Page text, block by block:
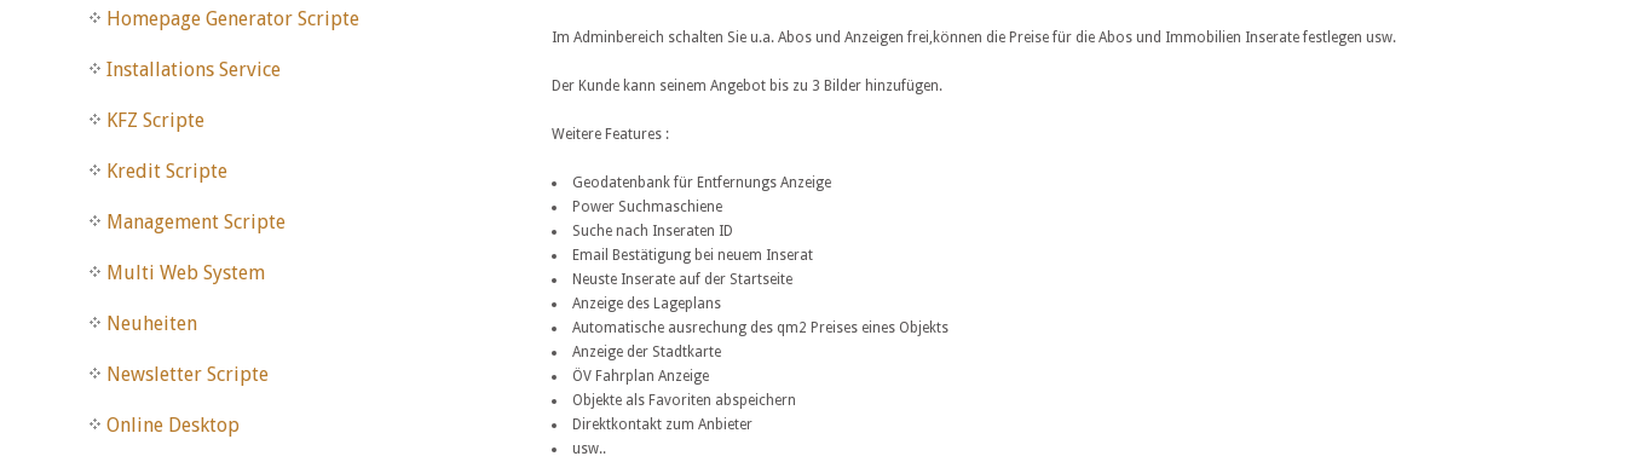
Im Adminbereich schalten Sie u.a. Abos und Anzeigen frei,können die Preise für die Abos und Immobilien Inserate festlegen usw.
Der Kunde kann seinem Angebot bis zu 3 Bilder hinzufügen.
Weitere Features :
Geodatenbank für Entfernungs Anzeige
Power Suchmaschiene
Suche nach Inseraten ID
Email Bestätigung bei neuem Inserat
Neuste Inserate auf der Startseite
Anzeige des Lageplans
Automatische ausrechung des qm2 Preises eines Objekts
Anzeige der Stadtkarte
ÖV Fahrplan Anzeige
Objekte als Favoriten abspeichern
Direktkontakt zum Anbieter
usw..
Homepage Generator Scripte
Installations Service
KFZ Scripte
Kredit Scripte
Management Scripte
Multi Web System
Neuheiten
Newsletter Scripte
Online Desktop